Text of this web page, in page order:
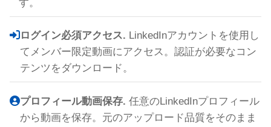
す。
ログイン必須アクセス. LinkedInアカウントを使用し
てメンバー限定動画にアクセス。認証が必要なコン
テンツをダウンロード。
プロフィール動画保存. 任意のLinkedInプロフィール
から動画を保存。元のアップロード品質をそのまま